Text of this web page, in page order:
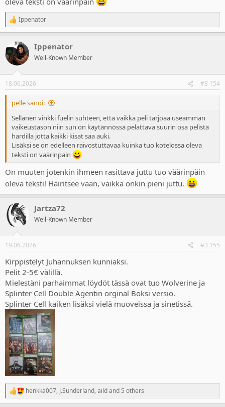
R
e
c
t
i
s
:
Ippenator
Ippenator
Well-Known Member
18.06.2026 #3 154
pelle sanoi:
Sellanen vinkki fuelin suhteen, että vaikka peli tarjoaa useamman
vaikeustason niin sun on käytännössä pelattava suurin osa pelistä
hardilla jotta kaikki kisat saa auki.
Lisäksi se on edelleen raivostuttavaa kuinka tuo kotelossa oleva
teksti on väärinpäin
On muuten jotenkin ihmeen rasittava juttu tuo väärinpäin
oleva teksti! Häiritsee vaan, vaikka onkin pieni juttu.
Jartza72
Well-Known Member
19.06.2026 #3 155
Kirppistelyt Juhannuksen kunniaksi.
Pelit 2-5€ välillä.
Mielestäni parhaimmat löydöt tässä ovat tuo Wolverine ja
Splinter Cell Double Agentin orginal Boksi versio.
Splinter Cell kaiken lisäksi vielä muoveissa ja sinetissä.
R
e
henkka007, J.Sunderland, aildand 5 others